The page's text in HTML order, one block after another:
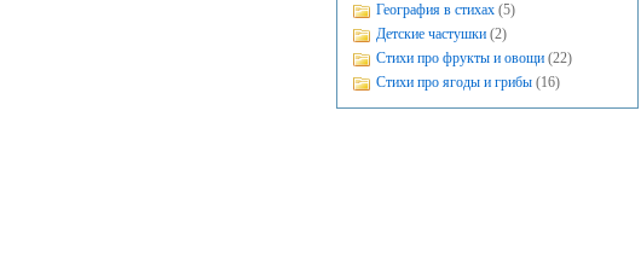
География в стихах (5)
Детские частушки (2)
Стихи про фрукты и овощи (22)
Стихи про ягоды и грибы (16)